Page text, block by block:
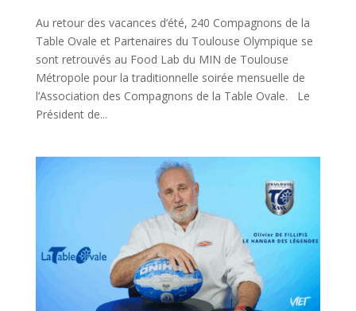
Au retour des vacances d’été, 240 Compagnons de la
Table Ovale et Partenaires du Toulouse Olympique se
sont retrouvés au Food Lab du MIN de Toulouse
Métropole pour la traditionnelle soirée mensuelle de
l’Association des Compagnons de la Table Ovale. Le
Président de...